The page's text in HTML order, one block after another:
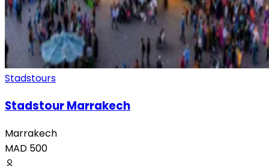
Stadstours
Stadstour Marrakech
Marrakech
MAD 500